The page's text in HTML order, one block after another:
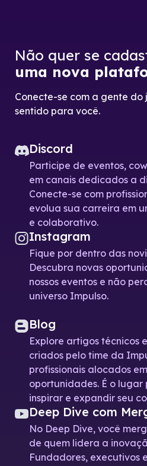
Não quer se
uma nova
Conecte-se com a gente do
sentido para você.
Discord
Participe de eventos,
em canais dedicados a
Conecte-se com
evolua sua carreira em
e colaborativo.
Instagram
Fique por dentro das
Descubra novas
nossos eventos e não
universo Impulso.
Blog
Explore artigos técnicos
criados pelo time da
profissionais alocados
oportunidades. É o lugar
inspirar e expandir seu
Deep Dive com
No Deep Dive, você
de quem lidera a
Fundadores, executivos